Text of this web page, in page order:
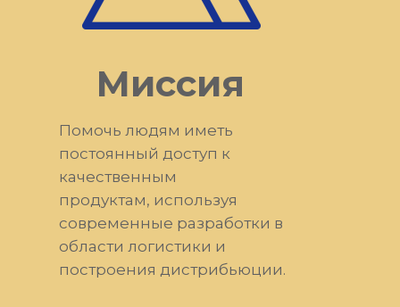
Помочь людям иметь
постоянный доступ к
качественным
продуктам, используя
современные разработки в
области логистики и
построения дистрибьюции.
Миссия